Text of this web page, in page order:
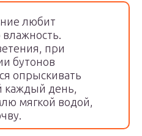
любит
при
бутонов
опрыскивать
каждый день,
мягкой водой,